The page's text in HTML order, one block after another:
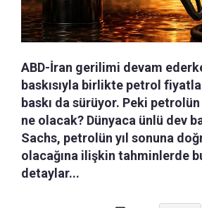
ABD-İran gerilimi devam
baskısıyla birlikte petrol
baskı da sürüyor. Peki petrolün
ne olacak? Dünyaca ünlü dev
Sachs, petrolün yıl sonuna
olacağına ilişkin tahminlerde
detaylar...